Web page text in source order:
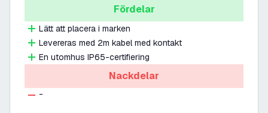
Fördelar
Lätt att placera i marken
Levereras med 2m kabel med kontakt
En utomhus IP65-certifiering
Nackdelar
-